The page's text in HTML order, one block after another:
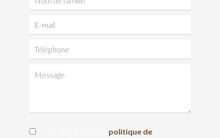
politique de